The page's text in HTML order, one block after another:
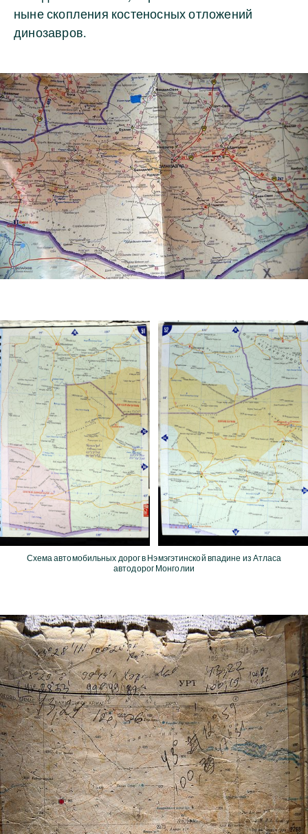
ныне скопления костеносных отложений
динозавров.
Схема автомобильных дорог в Нэмэгэтинской впадине из Атласа
автодорог Монголии